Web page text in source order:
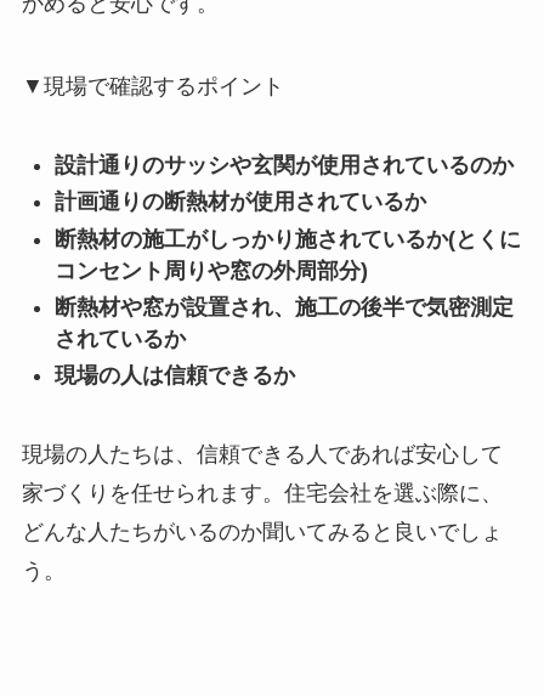
▼現場で確認するポイント
設計通りのサッシや玄関が使用されているのか
計画通りの断熱材が使用されているか
断熱材の施工がしっかり施されているか(とくに
コンセント周りや窓の外周部分)
断熱材や窓が設置され、施工の後半で気密測定
されているか
現場の人は信頼できるか
現場の人たちは、信頼できる人であれば安心して
家づくりを任せられます。住宅会社を選ぶ際に、
どんな人たちがいるのか聞いてみると良いでしょ
う。